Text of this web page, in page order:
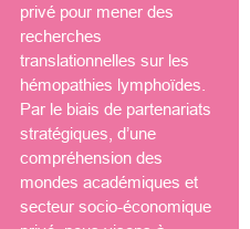
privé pour mener des
recherches
translationnelles sur les
hémopathies lymphoïdes.
Par le biais de partenariats
stratégiques, d’une
compréhension des
mondes académiques et
secteur socio-économique